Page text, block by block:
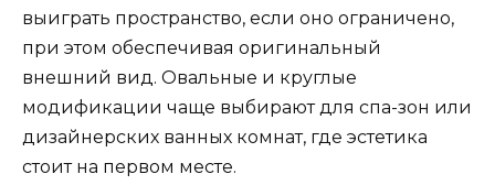
выиграть пространство, если оно ограничено,
при этом обеспечивая оригинальный
внешний вид. Овальные и круглые
модификации чаще выбирают для спа-зон или
дизайнерских ванных комнат, где эстетика
стоит на первом месте.